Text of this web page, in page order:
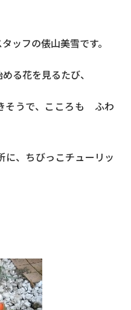
ッフの俵山美雪です。
る花を見るたび、
そうで、こころも ふわ
、ちびっこチューリッ